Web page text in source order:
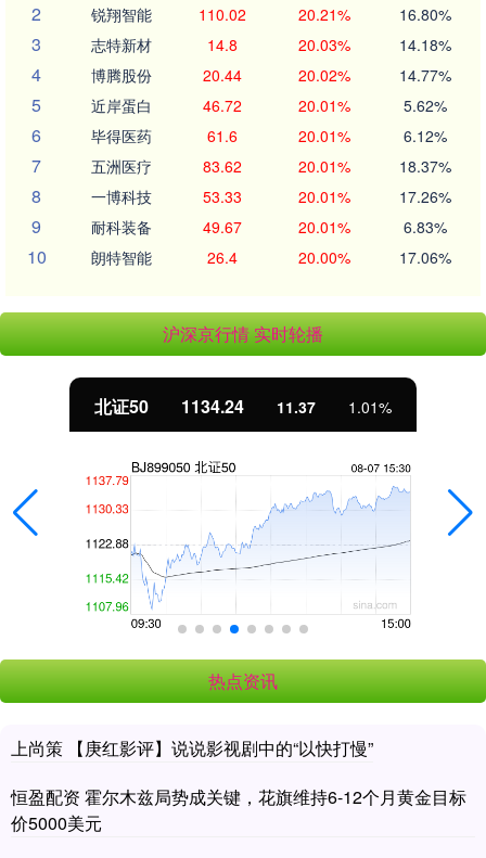
2 锐翔智能 110.02 20.21% 16.80%
3 志特新材 14.8 20.03% 14.18%
4 博腾股份 20.44 20.02% 14.77%
5 近岸蛋白 46.72 20.01% 5.62%
6 毕得医药 61.6 20.01% 6.12%
7 五洲医疗 83.62 20.01% 18.37%
8 一博科技 53.33 20.01% 17.26%
9 耐科装备 49.67 20.01% 6.83%
10 朗特智能 26.4 20.00% 17.06%
沪深京行情 实时轮播
北证50 1134.24 11.37 1.01%
热点资讯
上尚策 【庚红影评】说说影视剧中的“以快打慢”
恒盈配资 霍尔木兹局势成关键，花旗维持6-12个月黄金目标
价5000美元